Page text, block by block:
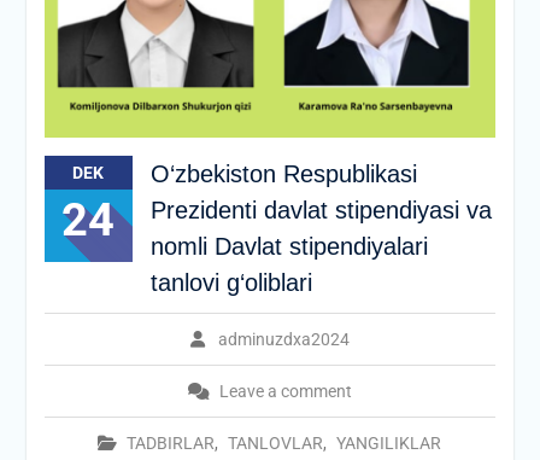
DEK
24
O‘zbekiston Respublikasi
Prezidenti davlat stipendiyasi va
nomli Davlat stipendiyalari
tanlovi g‘oliblari
adminuzdxa2024
Leave a comment
TADBIRLAR, TANLOVLAR, YANGILIKLAR